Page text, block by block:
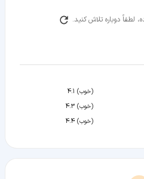
لطفاً دوباره تلاش کنید.
(خوب) 4.1
(خوب) 4.3
(خوب) 4.4